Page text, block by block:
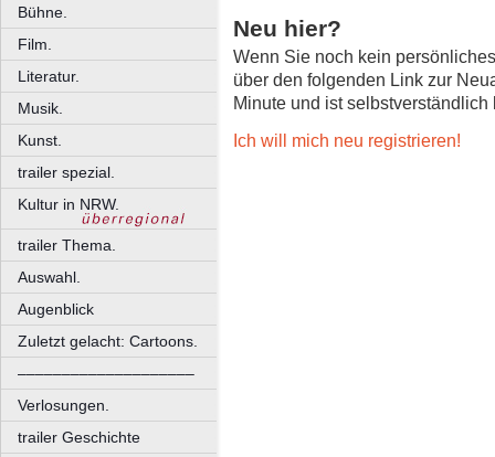
Bühne.
Film.
Literatur.
Musik.
Kunst.
trailer spezial.
Kultur in NRW.
trailer Thema.
Auswahl.
Augenblick
Zuletzt gelacht: Cartoons.
––––––––––––––––––––
Verlosungen.
trailer Geschichte
Neu hier?
Wenn Sie noch kein
über den folgenden Link zur
Minute und ist selbstverständlich
Ich will mich neu registrieren!